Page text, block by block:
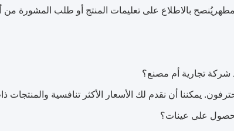
بالاطلاع على تعليمات المنتج أو طلب المشورة
يمكننا أن نقدم لك الأسعار الأكثر تنافسية والمنتجات